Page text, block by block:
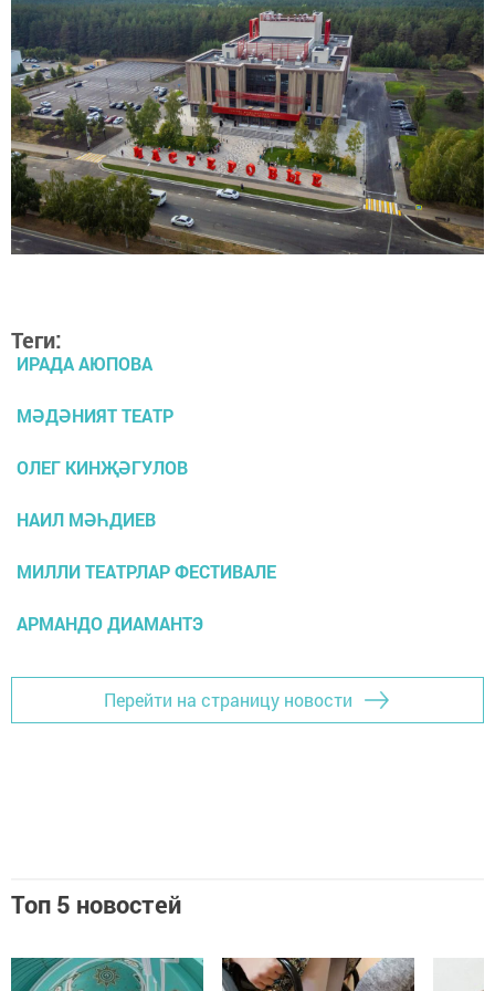
Теги:
ИРАДА АЮПОВА
МӘДӘНИЯТ ТЕАТР
ОЛЕГ КИНҖӘГУЛОВ
НАИЛ МӘҺДИЕВ
МИЛЛИ ТЕАТРЛАР ФЕСТИВАЛЕ
АРМАНДО ДИАМАНТЭ
Перейти на страницу новости
Топ 5 новостей